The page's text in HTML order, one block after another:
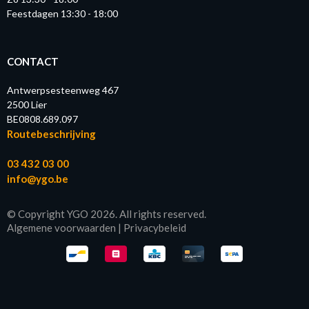
Feestdagen 13:30 - 18:00
CONTACT
Antwerpsesteenweg 467
2500 Lier
BE0808.689.097
Routebeschrijving
03 432 03 00
info@ygo.be
© Copyright YGO 2026. All rights reserved.
Algemene voorwaarden | Privacybeleid